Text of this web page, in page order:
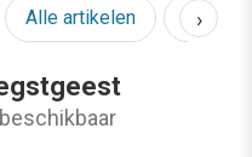
Alle artikelen AI &
›